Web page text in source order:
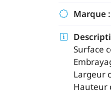
désinscrire à tout
 Marque :

Surface
Largeur
Hauteur